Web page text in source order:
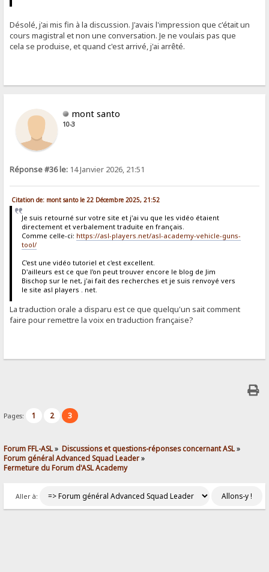
Désolé, j'ai mis fin à la discussion. J'avais l'impression que c'était un
cours magistral et non une conversation. Je ne voulais pas que
cela se produise, et quand c'est arrivé, j'ai arrêté.
mont santo
10-3
Réponse #36 le: 14 Janvier 2026, 21:51
Citation de: mont santo le 22 Décembre 2025, 21:52
Je suis retourné sur votre site et j'ai vu que les vidéo étaient
directement et verbalement traduite en français.
Comme celle-ci: https://asl-players.net/asl-academy-vehicle-guns-
tool/
C'est une vidéo tutoriel et c'est excellent.
D'ailleurs est ce que l'on peut trouver encore le blog de Jim
Bischop sur le net, j'ai fait des recherches et je suis renvoyé vers
le site asl players . net.
La traduction orale a disparu est ce que quelqu'un sait comment
faire pour remettre la voix en traduction française?
Pages: 1 2 3
Forum FFL-ASL» Discussions et questions-réponses concernant ASL»
Forum général Advanced Squad Leader»
Fermeture du Forum d'ASL Academy
Aller à: